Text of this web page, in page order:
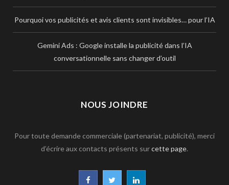
Pourquoi vos publicités et avis clients sont invisibles… pour l’IA
Gemini Ads : Google installe la publicité dans l’IA
conversationnelle sans changer d’outil
NOUS JOINDRE
Pour toute demande commerciale (partenariat, publicité), merci
d’écrire aux contacts présents surcette page.
F L